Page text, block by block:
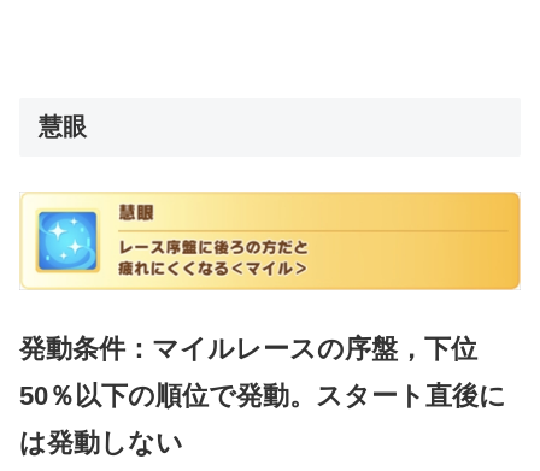
慧眼
発動条件：マイルレースの序盤，下位
50％以下の順位で発動。スタート直後に
は発動しない